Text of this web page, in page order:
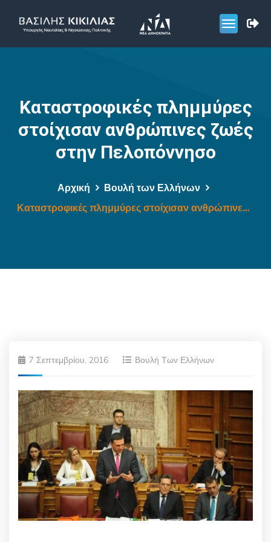
Καταστροφικές πλημμύρες
στοίχισαν ανθρώπινες ζωές
στην Πελοπόννησο
Αρχική
Βουλή των Ελλήνων
Καταστροφικές πλημμύρες στοίχισαν ανθρώπινες ζωές στην Πελοπόννησο
7 Σεπτεμβρίου, 2016 Βουλή Των Ελλήνων